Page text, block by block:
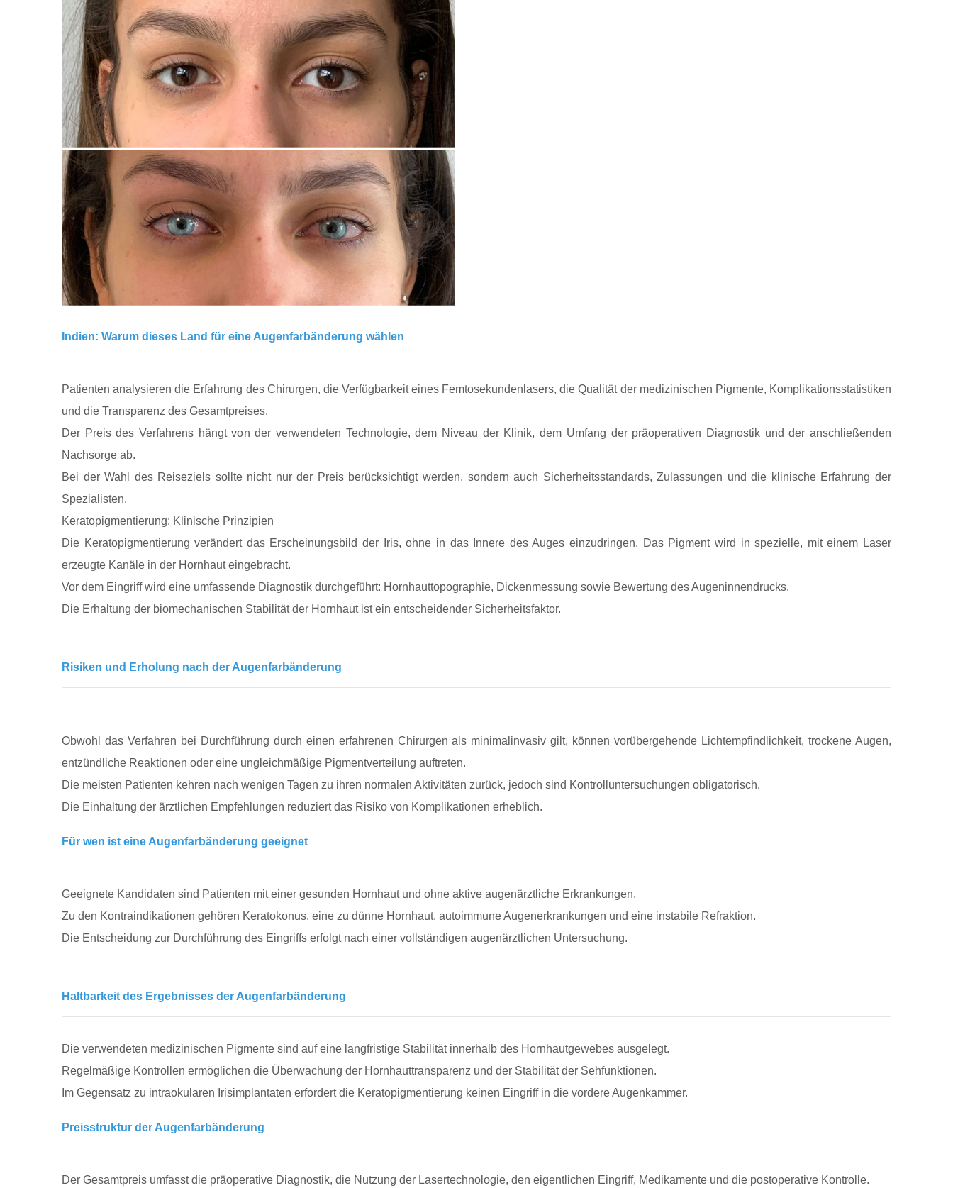
Indien: Warum dieses Land für eine Augenfarbänderung wählen
Patienten analysieren die Erfahrung des Chirurgen, die Verfügbarkeit eines Femtosekundenlasers, die Qualität der medizinischen Pigmente, Komplikationsstatistiken
und die Transparenz des Gesamtpreises.
Der Preis des Verfahrens hängt von der verwendeten Technologie, dem Niveau der Klinik, dem Umfang der präoperativen Diagnostik und der anschließenden
Nachsorge ab.
Bei der Wahl des Reiseziels sollte nicht nur der Preis berücksichtigt werden, sondern auch Sicherheitsstandards, Zulassungen und die klinische Erfahrung der
Spezialisten.
Keratopigmentierung: Klinische Prinzipien
Die Keratopigmentierung verändert das Erscheinungsbild der Iris, ohne in das Innere des Auges einzudringen. Das Pigment wird in spezielle, mit einem Laser
erzeugte Kanäle in der Hornhaut eingebracht.
Vor dem Eingriff wird eine umfassende Diagnostik durchgeführt: Hornhauttopographie, Dickenmessung sowie Bewertung des Augeninnendrucks.
Die Erhaltung der biomechanischen Stabilität der Hornhaut ist ein entscheidender Sicherheitsfaktor.
Risiken und Erholung nach der Augenfarbänderung
Obwohl das Verfahren bei Durchführung durch einen erfahrenen Chirurgen als minimalinvasiv gilt, können vorübergehende Lichtempfindlichkeit, trockene Augen,
entzündliche Reaktionen oder eine ungleichmäßige Pigmentverteilung auftreten.
Die meisten Patienten kehren nach wenigen Tagen zu ihren normalen Aktivitäten zurück, jedoch sind Kontrolluntersuchungen obligatorisch.
Die Einhaltung der ärztlichen Empfehlungen reduziert das Risiko von Komplikationen erheblich.
Für wen ist eine Augenfarbänderung geeignet
Geeignete Kandidaten sind Patienten mit einer gesunden Hornhaut und ohne aktive augenärztliche Erkrankungen.
Zu den Kontraindikationen gehören Keratokonus, eine zu dünne Hornhaut, autoimmune Augenerkrankungen und eine instabile Refraktion.
Die Entscheidung zur Durchführung des Eingriffs erfolgt nach einer vollständigen augenärztlichen Untersuchung.
Haltbarkeit des Ergebnisses der Augenfarbänderung
Die verwendeten medizinischen Pigmente sind auf eine langfristige Stabilität innerhalb des Hornhautgewebes ausgelegt.
Regelmäßige Kontrollen ermöglichen die Überwachung der Hornhauttransparenz und der Stabilität der Sehfunktionen.
Im Gegensatz zu intraokularen Irisimplantaten erfordert die Keratopigmentierung keinen Eingriff in die vordere Augenkammer.
Preisstruktur der Augenfarbänderung
Der Gesamtpreis umfasst die präoperative Diagnostik, die Nutzung der Lasertechnologie, den eigentlichen Eingriff, Medikamente und die postoperative Kontrolle.